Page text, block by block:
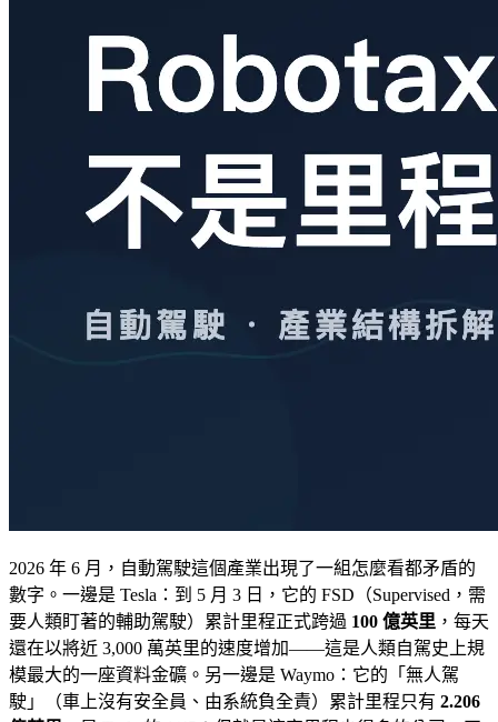
2026 年 6 月，自動駕駛這個產業出現了一組怎麼看都矛盾的
數字。一邊是 Tesla：到 5 月 3 日，它的 FSD（Supervised，需
要人類盯著的輔助駕駛）累計里程正式跨過 100 億英里 ，每天
還在以將近 3,000 萬英里的速度增加——這是人類自駕史上規
模最大的一座資料金礦。另一邊是 Waymo：它的「無人駕
駛」（車上沒有安全員、由系統負全責）累計里程只有 2.206